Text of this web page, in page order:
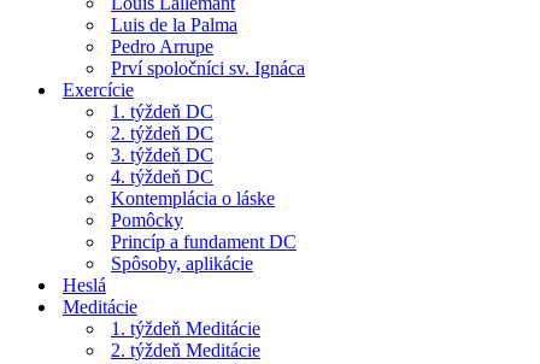
Luis de la Palma
Pedro Arrupe
Prví spoločníci sv. Ignáca
Exercície
1. týždeň DC
2. týždeň DC
3. týždeň DC
4. týždeň DC
Kontemplácia o láske
Pomôcky
Princíp a fundament DC
Spôsoby, aplikácie
Heslá
Meditácie
1. týždeň Meditácie
2. týždeň Meditácie